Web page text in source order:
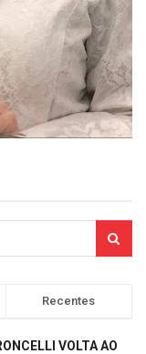
Recentes
VOLTA AO